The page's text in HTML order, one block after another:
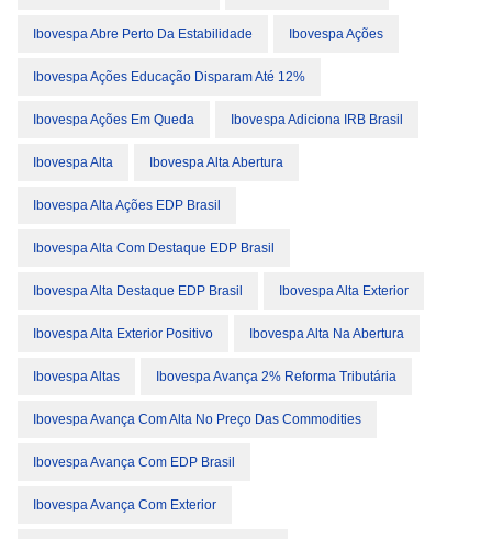
Ibovespa Abre Perto Da Estabilidade Ibovespa Ações
Ibovespa Ações Educação Disparam Até 12%
Ibovespa Ações Em Queda Ibovespa Adiciona IRB Brasil
Ibovespa Alta Ibovespa Alta Abertura
Ibovespa Alta Ações EDP Brasil
Ibovespa Alta Com Destaque EDP Brasil
Ibovespa Alta Destaque EDP Brasil Ibovespa Alta Exterior
Ibovespa Alta Exterior Positivo Ibovespa Alta Na Abertura
Ibovespa Altas Ibovespa Avança 2% Reforma Tributária
Ibovespa Avança Com Alta No Preço Das Commodities
Ibovespa Avança Com EDP Brasil
Ibovespa Avança Com Exterior